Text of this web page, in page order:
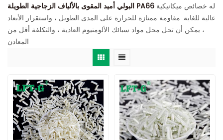
البولي أميد المقوى بالألياف الزجاجية الطويلة PA66 له خصائص ميكانيكية
عالية للغاية. مقاومة ممتازة للحرارة على المدى الطويل ، واستقرار الأبعاد
، يمكن أن تحل محل مواد سبائك الألومنيوم العادية ، والتكلفة أقل من
المعادن